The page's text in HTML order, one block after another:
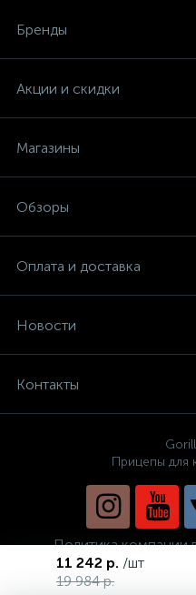
11 242 р. /шт
19 984 р.
Бренды
Акции и скидки
Магазины
Обзоры
Оплата и доставка
Новости
Контакты
Прицепы для
Политика компании